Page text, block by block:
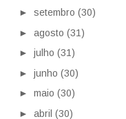
► setembro (30)
► agosto (31)
► julho (31)
► junho (30)
► maio (30)
► abril (30)